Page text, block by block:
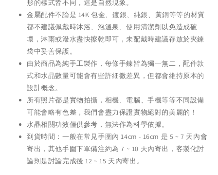
形的樣式皆不同，這是自然現象。
金屬配件不論是 14K 包金、鍍銀、純銀、黃銅等等的材質
都不建議佩戴時沐浴、泡溫泉、使用清潔劑以免造成破
壞，淋雨或潑水盡快擦乾即可，未配戴時建議存放於夾鍊
袋中妥善保護。
由於商品為純手工製作，每條手鍊皆為獨一無二，配件款
式和水晶數量可能會有些許細微差異，但都會維持原本的
設計概念。
所有照片都是實物拍攝，相機、電腦、手機等等不同設備
可能會略有色差，我們會盡力保證實物絕對的美麗的！
水晶相關功效僅供參考，無法作為科學依據。
到貨時間：一般在常見手圍內 14cm - 16cm 是 5 ~ 7 天內會
寄出，其他手圍下單備注約為 7 ~ 10 天內寄出，客製化討
論則是討論完成後 12 ~ 15 天內寄出。